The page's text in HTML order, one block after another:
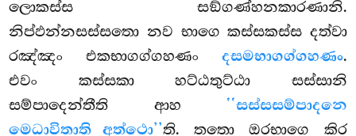
ලොකස්ස සඞ්ගණ්හනකාරණානි.
නිප්ඵන්නසස්සතො නව භාගෙ කස්සකස්ස දත්වා
රඤ්ඤං එකභාගග්ගහණං දසමභාගග්ගහණං.
එවං කස්සකා හට්ඨතුට්ඨා සස්සානි
සම්පාදෙන්තීති ආහ ‘‘සස්සසම්පාදනෙ
මෙධාවිතාති අත්ථො’’ති. තතො ඔරභාගෙ කිර